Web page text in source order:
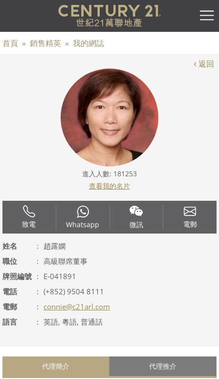
首頁 » 銷售精英 » 我的網誌
‹ 返回
進入人數: 181253
查看我的名片
致電 Whatsapp 微訊 電郵
姓名 : 趙露嫻
職位
: 高級聯席董事
牌照編號 : E-041891
電話
: (+852) 9504 8111
電郵
: connie@c21arl.com
語言
: 英語, 粵語, 普通話
代理簡介 代理推介